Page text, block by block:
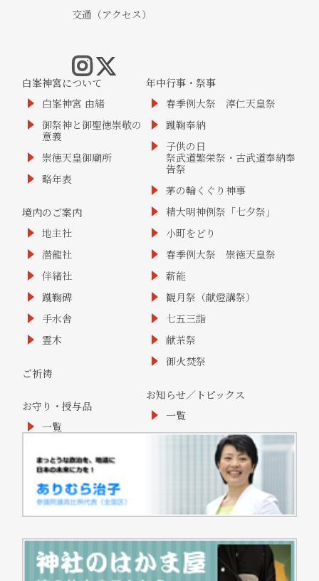
交通（アクセス）
白峯神宮について
白峯神宮 由緒
御祭神と御聖徳崇敬の
意義
崇徳天皇御廟所
略年表
境内のご案内
地主社
潜龍社
伴緒社
蹴鞠碑
手水舎
霊木
ご祈祷
お守り・授与品
一覧
年中行事・祭事
春季例大祭 淳仁天皇祭
蹴鞠奉納
子供の日
祭武道繁栄祭・古武道奉納奉
告祭
茅の輪くぐり神事
精大明神例祭「七夕祭」
小町をどり
春季例大祭 崇徳天皇祭
薪能
観月祭（献燈講祭）
七五三詣
献茶祭
御火焚祭
お知らせ／トピックス
一覧